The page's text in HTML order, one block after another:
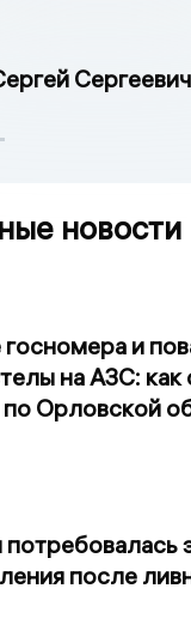
Сергеевич
новости
и
на АЗС: как
Орловской
после